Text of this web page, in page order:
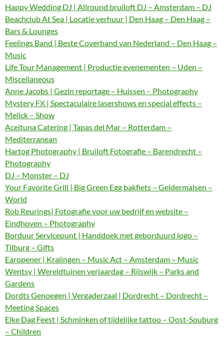
Happy Wedding DJ | Allround bruiloft DJ – Amsterdam – DJ
Beachclub At Sea | Locatie verhuur | Den Haag – Den Haag –
Bars & Lounges
Feelings Band | Beste Coverband van Nederland – Den Haag –
Music
Life Tour Management | Productie evenementen – Uden –
Miscellaneous
Anne Jacobs | Gezin reportage – Huissen – Photography
Mystery FX | Spectaculaire lasershows en special effects –
Melick – Show
Aceituna Catering | Tapas del Mar – Rotterdam –
Mediterranean
Hartog Photography | Bruiloft Fotografie – Barendrecht –
Photography
DJ – Monster – DJ
Your Favorite Grill | Big Green Egg bakfiets – Geldermalsen –
World
Rob Reurings| Fotografie voor uw bedrijf en website –
Eindhoven – Photography
Borduur Servicepunt | Handdoek met geborduurd logo –
Tilburg – Gifts
Earopener | Kralingen – Music Act – Amsterdam – Music
Wentsy | Wereldtuinen verjaardag – Rijswijk – Parks and
Gardens
Dordts Genoegen | Vergaderzaal | Dordrecht – Dordrecht –
Meeting Spaces
Elke Dag Feest | Schminken of tijdelijke tattoo – Oost-Souburg
– Children